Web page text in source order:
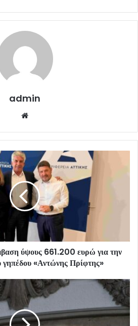
admin
ύψους 661.200 ευρώ για την
γηπέδου «Αντώνης Πρίφτης»